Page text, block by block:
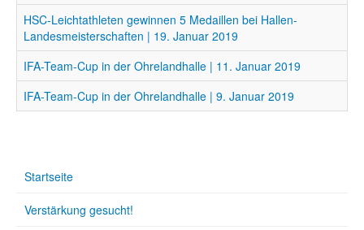
HSC-Leichtathleten gewinnen 5 Medaillen bei Hallen-
Landesmeisterschaften | 19. Januar 2019
IFA-Team-Cup in der Ohrelandhalle | 11. Januar 2019
IFA-Team-Cup in der Ohrelandhalle | 9. Januar 2019
Startseite
Verstärkung gesucht!